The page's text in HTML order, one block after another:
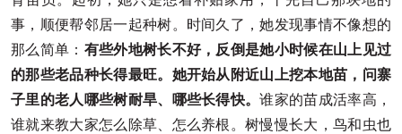
事，顺便帮邻居一起种树。时间久了，她发现事情不像想的
那么简单： 有些外地树长不好，反倒是她小时候在山上见过
的那些老品种长得最旺。她开始从附近山上挖本地苗，问寨
子里的老人哪些树耐旱、哪些长得快。谁家的苗成活率高，
谁就来教大家怎么除草、怎么养根。树慢慢长大，鸟和虫也